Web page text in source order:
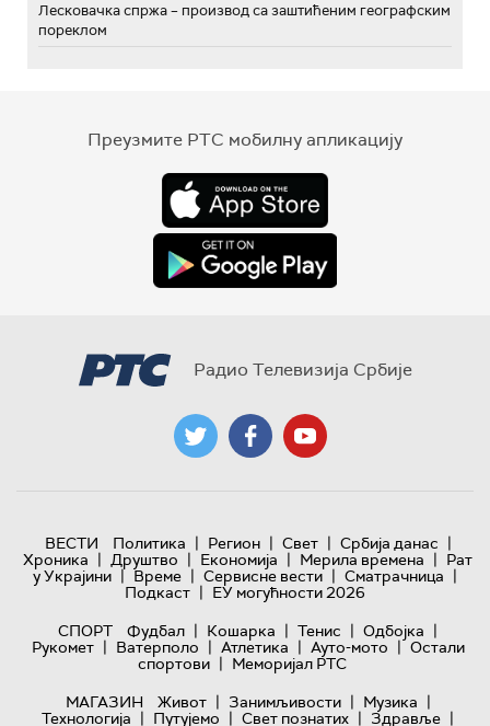
Лесковачка спржа – производ са заштићеним географским
пореклом
Преузмите РТС мобилну апликацију
Радио Телевизија Србије
ВЕСТИ Политика | Регион | Свет | Србија данас |
Хроника | Друштво | Економија | Мерила времена | Рат
у Украјини | Време | Сервисне вести | Сматрачница |
Подкаст | ЕУ могућности 2026
СПОРТ
Фудбал | Кошарка | Тенис | Одбојка |
Рукомет | Ватерполо | Атлетика | Ауто-мото | Остали
спортови | Меморијал РТС
МАГАЗИН
Живот | Занимљивости | Музика |
Технологијa | Путујемо | Свет познатих | Здравље |